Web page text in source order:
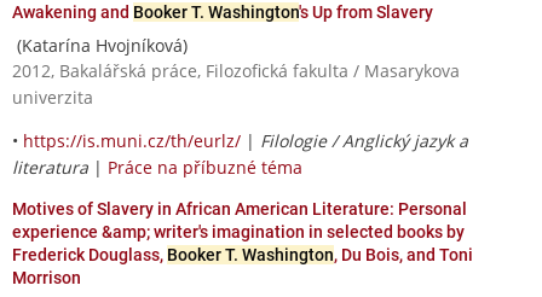
Awakening and Booker T. Washington's Up from Slavery
(Katarína Hvojníková)
2012, Bakalářská práce, Filozofická fakulta / Masarykova
univerzita
• https://is.muni.cz/th/eurlz/ | Filologie / Anglický jazyk a
literatura | Práce na příbuzné téma
Motives of Slavery in African American Literature: Personal
experience &amp; writer's imagination in selected books by
Frederick Douglass, Booker T. Washington, Du Bois, and Toni
Morrison